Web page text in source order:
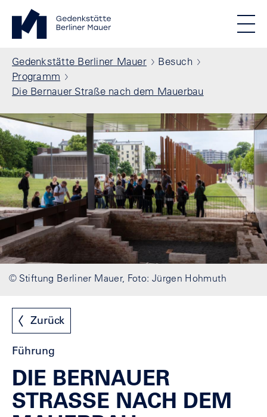
Direkt zum Inhalt
Standortmenu
Show locations
STIFTUNG BERLINER MAUER
Alle Standorte
Gedenkstätte Berliner Mauer Startseite
Pfadnavigation
Gedenkstätte Berliner Mauer
Besuch
Programm
Die Bernauer Straße nach dem Mauerbau
© Stiftung Berliner Mauer, Foto: Jürgen Hohmuth
Zurück
Führung
DIE BERNAUER
STRASSE NACH DEM M